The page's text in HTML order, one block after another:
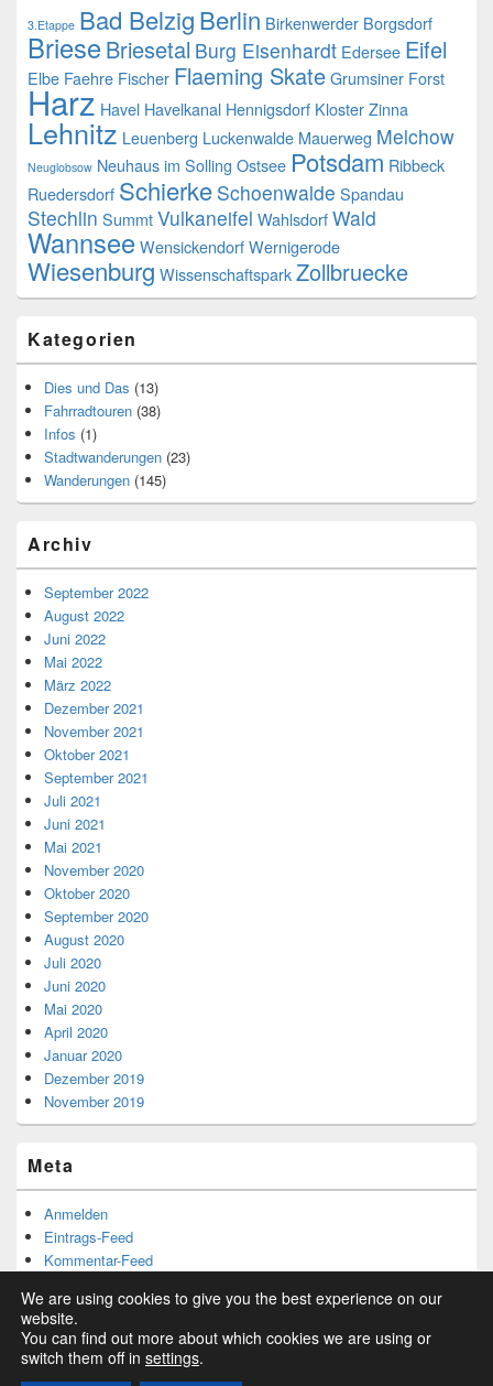
3.Etappe Bad BelzigBerlin Birkenwerder Borgsdorf
BrieseBriesetal Burg Eisenhardt Edersee Eifel
Elbe Faehre Fischer Flaeming SkateGrumsiner Forst
Harz Havel Havelkanal Hennigsdorf Kloster Zinna
Lehnitz Leuenberg Luckenwalde Mauerweg Melchow
Neuglobsow Neuhaus im Solling Ostsee Potsdam Ribbeck
Ruedersdorf Schierke Schoenwalde Spandau
Stechlin SummtVulkaneifel WahlsdorfWald
WannseeWensickendorfWernigerode
Wiesenburg WissenschaftsparkZollbruecke
Kategorien
Dies und Das (13)
Fahrradtouren (38)
Infos (1)
Stadtwanderungen (23)
Wanderungen (145)
Archiv
September 2022
August 2022
Juni 2022
Mai 2022
März 2022
Dezember 2021
November 2021
Oktober 2021
September 2021
Juli 2021
Juni 2021
Mai 2021
November 2020
Oktober 2020
September 2020
August 2020
Juli 2020
Juni 2020
Mai 2020
April 2020
Januar 2020
Dezember 2019
November 2019
Meta
Anmelden
Eintrags-Feed
Kommentar-Feed
Copyright © 2026. Alle Rechte vorbehalten.
We are using cookies to give you the best experience on our
website.
You can find out more about which cookies we are using or
switch them off in settings.